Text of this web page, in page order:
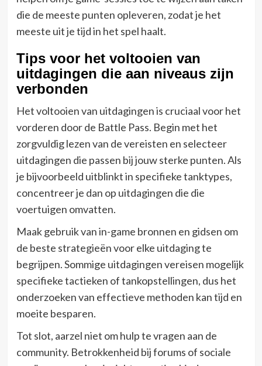
die de meeste punten opleveren, zodat je het
meeste uit je tijd in het spel haalt.
Tips voor het voltooien van
uitdagingen die aan niveaus zijn
verbonden
Het voltooien van uitdagingen is cruciaal voor het
vorderen door de Battle Pass. Begin met het
zorgvuldig lezen van de vereisten en selecteer
uitdagingen die passen bij jouw sterke punten. Als
je bijvoorbeeld uitblinkt in specifieke tanktypes,
concentreer je dan op uitdagingen die die
voertuigen omvatten.
Maak gebruik van in-game bronnen en gidsen om
de beste strategieën voor elke uitdaging te
begrijpen. Sommige uitdagingen vereisen mogelijk
specifieke tactieken of tankopstellingen, dus het
onderzoeken van effectieve methoden kan tijd en
moeite besparen.
Tot slot, aarzel niet om hulp te vragen aan de
community. Betrokkenheid bij forums of sociale